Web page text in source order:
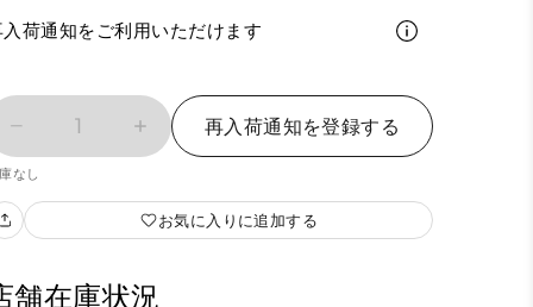
入荷通知をご利用いただけます
1 再入荷通知を登録する
なし
お気に入りに追加する
舗在庫状況